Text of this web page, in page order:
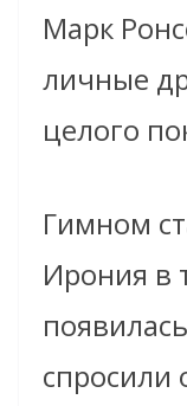
Марк
личные
целого
Гимном
Ирония в
спросили